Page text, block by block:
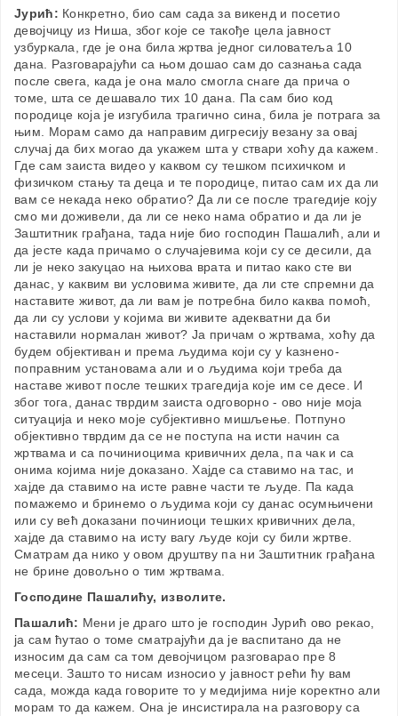
Јурић: Конкретно, био сам сада за викенд и посетио
девојчицу из Ниша, због које се такође цела јавност
узбуркала, где је она била жртва једног силоватеља 10
дана. Разговарајући са њом дошао сам до сазнања сада
после свега, када је она мало смогла снаге да прича о
томе, шта се дешавало тих 10 дана. Па сам био код
породице која је изгубила трагично сина, била је потрага за
њим. Морам само да направим дигресију везану за овај
случај да бих могао да укажем шта у ствари хоћу да кажем.
Где сам заиста видео у каквом су тешком психичком и
физичком стању та деца и те породице, питао сам их да ли
вам се некада неко обратио? Да ли се после трагедије коју
смо ми доживели, да ли се неко нама обратио и да ли је
Заштитник грађана, тада није био господин Пашалић, али и
да јесте када причамо о случајевима који су се десили, да
ли је неко закуцао на њихова врата и питао како сте ви
данас, у каквим ви условима живите, да ли сте спремни да
наставите живот, да ли вам је потребна било каква помоћ,
да ли су услови у којима ви живите адекватни да би
наставили нормалан живот? Ја причам о жртвама, хоћу да
будем објективан и према људима који су у kазнено-
поправним установама али и о људима који треба да
наставе живот после тешких трагедија које им се десе. И
због тога, данас тврдим заиста одговорно - ово није моја
ситуација и неко моје субјективно мишљење. Потпуно
објективно тврдим да се не поступа на исти начин са
жртвама и са починиоцима кривичних дела, па чак и са
онима којима није доказано. Хајде са ставимо на тас, и
хајде да ставимо на исте равне части те људе. Па када
помажемо и бринемо о људима који су данас осумњичени
или су већ доказани починиоци тешких кривичних дела,
хајде да ставимо на исту вагу људе који су били жртве.
Сматрам да нико у овом друштву па ни Заштитник грађана
не брине довољно о тим жртвама.
Господине Пашалићу, изволите.
Пашалић: Мени је драго што је господин Јурић ово рекао,
ја сам ћутао о томе сматрајући да је васпитано да не
износим да сам са том девојчицом разговарао пре 8
месеци. Зашто то нисам износио у јавност рећи ћу вам
сада, можда када говорите то у медијима није коректно али
морам то да кажем. Она је инсистирала на разговору са